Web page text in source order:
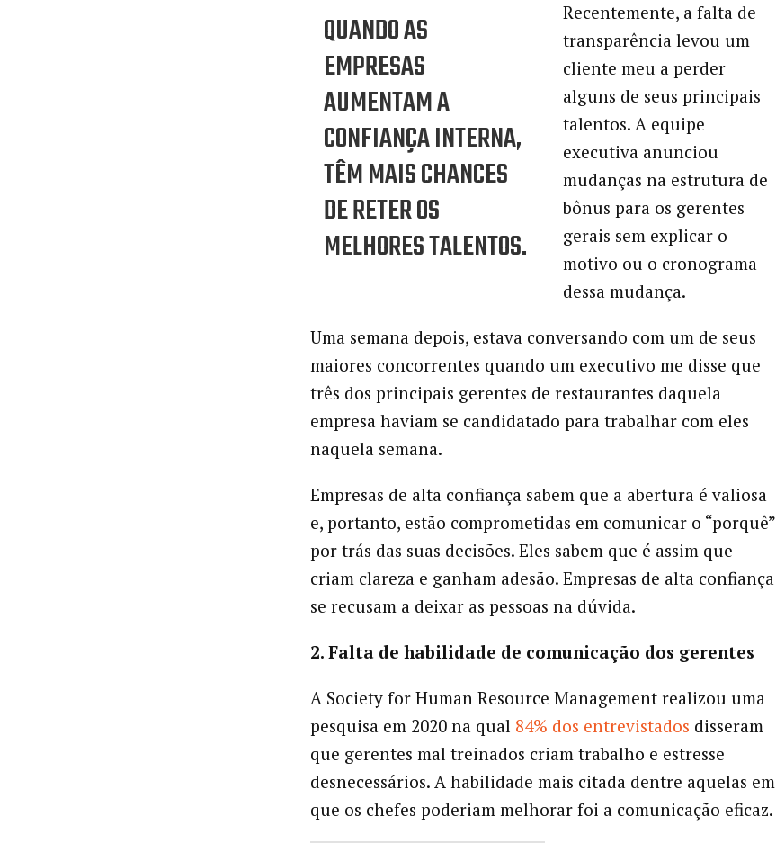
QUANDO AS
EMPRESAS
AUMENTAM A
CONFIANÇA INTERNA,
TÊM MAIS CHANCES
DE RETER OS
MELHORES TALENTOS.
Recentemente, a falta de
transparência levou um
cliente meu a perder
alguns de seus principais
talentos. A equipe
executiva anunciou
mudanças na estrutura de
bônus para os gerentes
gerais sem explicar o
motivo ou o cronograma
dessa mudança.
Uma semana depois, estava conversando com um de seus
maiores concorrentes quando um executivo me disse que
três dos principais gerentes de restaurantes daquela
empresa haviam se candidatado para trabalhar com eles
naquela semana.
Empresas de alta confiança sabem que a abertura é valiosa
e, portanto, estão comprometidas em comunicar o “porquê”
por trás das suas decisões. Eles sabem que é assim que
criam clareza e ganham adesão. Empresas de alta confiança
se recusam a deixar as pessoas na dúvida.
2. Falta de habilidade de comunicação dos gerentes
A Society for Human Resource Management realizou uma
pesquisa em 2020 na qual 84% dos entrevistados disseram
que gerentes mal treinados criam trabalho e estresse
desnecessários. A habilidade mais citada dentre aquelas em
que os chefes poderiam melhorar foi a comunicação eficaz.